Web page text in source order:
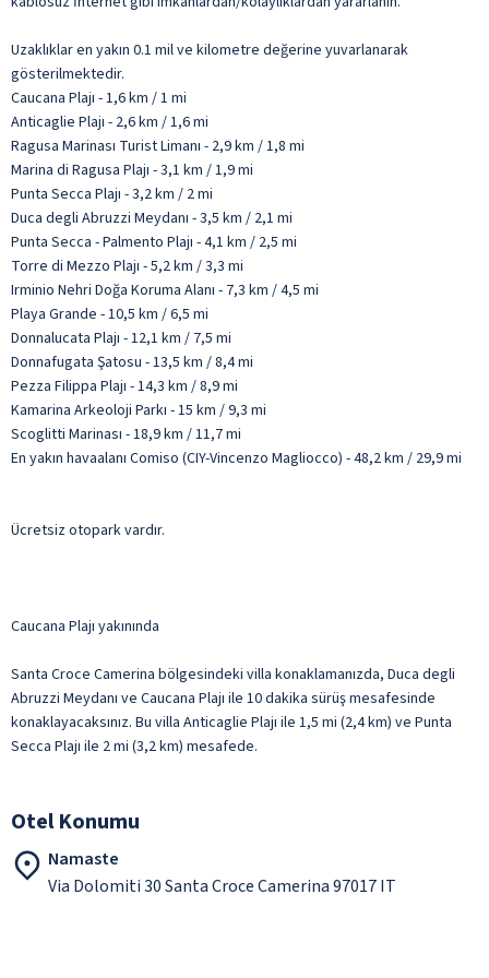
Uzaklıklar en yakın 0.1 mil ve kilometre değerine yuvarlanarak
gösterilmektedir.
Caucana Plajı - 1,6 km / 1 mi
Anticaglie Plajı - 2,6 km / 1,6 mi
Ragusa Marinası Turist Limanı - 2,9 km / 1,8 mi
Marina di Ragusa Plajı - 3,1 km / 1,9 mi
Punta Secca Plajı - 3,2 km / 2 mi
Duca degli Abruzzi Meydanı - 3,5 km / 2,1 mi
Punta Secca - Palmento Plajı - 4,1 km / 2,5 mi
Torre di Mezzo Plajı - 5,2 km / 3,3 mi
Irminio Nehri Doğa Koruma Alanı - 7,3 km / 4,5 mi
Playa Grande - 10,5 km / 6,5 mi
Donnalucata Plajı - 12,1 km / 7,5 mi
Donnafugata Şatosu - 13,5 km / 8,4 mi
Pezza Filippa Plajı - 14,3 km / 8,9 mi
Kamarina Arkeoloji Parkı - 15 km / 9,3 mi
Scoglitti Marinası - 18,9 km / 11,7 mi
En yakın havaalanı Comiso (CIY-Vincenzo Magliocco) - 48,2 km / 29,9 mi
Ücretsiz otopark vardır.
Caucana Plajı yakınında
Santa Croce Camerina bölgesindeki villa konaklamanızda, Duca degli
Abruzzi Meydanı ve Caucana Plajı ile 10 dakika sürüş mesafesinde
konaklayacaksınız. Bu villa Anticaglie Plajı ile 1,5 mi (2,4 km) ve Punta
Secca Plajı ile 2 mi (3,2 km) mesafede.
Otel Konumu
Namaste
Via Dolomiti 30 Santa Croce Camerina 97017 IT